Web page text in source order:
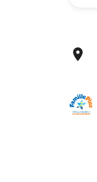
location_on